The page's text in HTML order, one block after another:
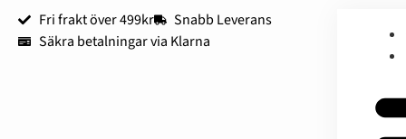
Fri frakt över 499kr
Snabb Leverans
Säkra betalningar via Klarna